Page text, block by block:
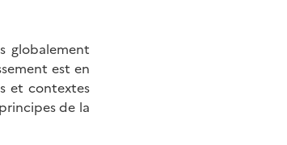
globalement
est en
et contextes
de la